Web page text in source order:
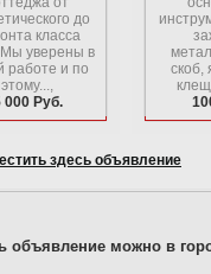
до
класса
уверены в
работе и по
этому...,
000 Руб.
скоб,
здесь объявление
объявление можно в